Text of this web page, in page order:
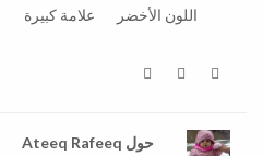
اللون الأخضر
علامة كبيرة
حول Ateeq Rafeeq